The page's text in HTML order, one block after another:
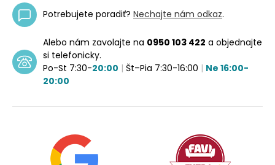
Potrebujete poradiť? Nechajte nám odkaz.
Alebo nám zavolajte na 0950 103 422 a objednajte
si telefonicky.
Po-St 7:30-20:00 | Št–Pia 7:30-16:00 | Ne 16:00-
20:00